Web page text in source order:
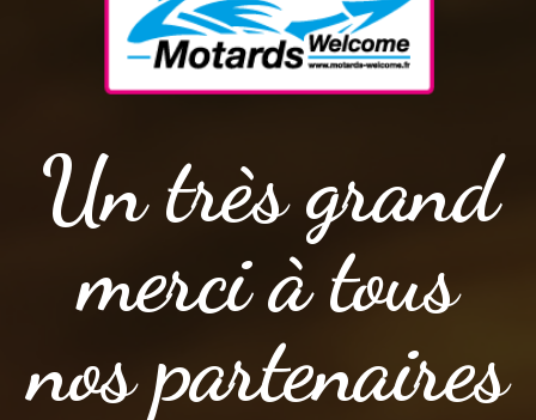
Un très grand
merci à tous
nos partenaires